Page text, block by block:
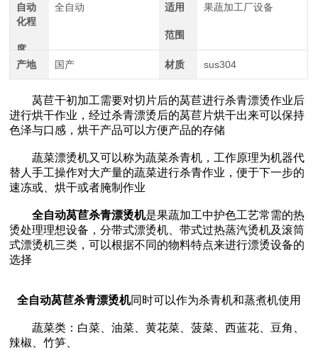
自动
化程
度
全自动 适用
范围
果蔬加工厂设备
产地 国产 材质 sus304
莴苣干初加工需要对切片后的莴苣进行杀青漂烫作业后
进行烘干作业，经过杀青漂烫后的莴苣片烘干出来可以保持
色泽与口感，烘干产品可以方便产品的存储
蔬菜漂烫机又可以称为蔬菜杀青机，工作原理为机器代
替人手工操作对大产量的蔬菜进行杀青作业，便于下一步的
速冻或、烘干或者腌制作业
全自动莴苣杀青漂烫机是果蔬加工中护色工艺常需的热
烫处理理想设备，分带式漂烫机、带式过热蒸汽烫机及滚筒
式漂烫机三类，可以根据不同的物料特点来进行漂烫设备的
选择
全自动莴苣杀青漂烫机同时可以作为杀青机和蒸煮机使用
蔬菜类：白菜、油菜、黄花菜、菠菜、西蓝花、豆角、
辣椒、竹笋、